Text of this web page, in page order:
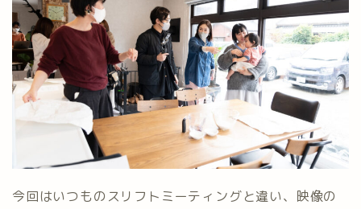
今回はいつものスリフトミーティングと違い、映像の